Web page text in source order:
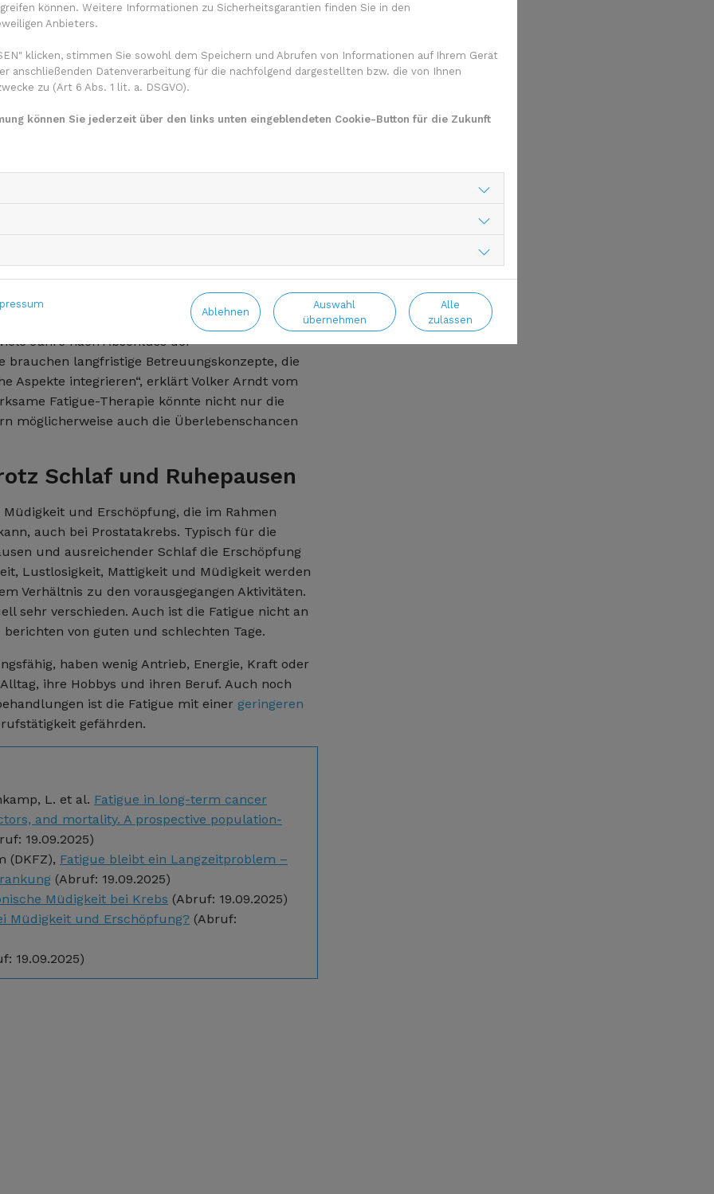
„Die Fatigue ist kein einheitliches Symptom“,
„Wir konnten zeigen, dass körperliche,
Risikofaktoren haben und auch verschieden
notwendig
Fatigue-Screening im Rahmen der
Jahre nach Abschluss der
brauchen langfristige Betreuungskonzepte, die
Aspekte integrieren“, erklärt Volker Arndt vom
Fatigue-Therapie könnte nicht nur die
möglicherweise auch die Überlebenschancen
Schlaf und Ruhepausen
und Erschöpfung, die im Rahmen
auch bei Prostatakrebs. Typisch für die
und ausreichender Schlaf die Erschöpfung
Lustlosigkeit, Mattigkeit und Müdigkeit werden
Verhältnis zu den vorausgegangen Aktivitäten.
sehr verschieden. Auch ist die Fatigue nicht an
von guten und schlechten Tage.
haben wenig Antrieb, Energie, Kraft oder
ihre Hobbys und ihren Beruf. Auch noch
ist die Fatigue mit einer geringeren
gefährden.
L. et al. Fatigue in long-term cancer
and mortality. A prospective population-
19.09.2025)
(DKFZ), Fatigue bleibt ein Langzeitproblem –
(Abruf: 19.09.2025)
Müdigkeit bei Krebs (Abruf: 19.09.2025)
Müdigkeit und Erschöpfung? (Abruf:
19.09.2025)
können. Weitere Informationen zu Sicherheitsgarantien finden Sie in den
Anbieters.
klicken, stimmen Sie sowohl dem Speichern und Abrufen von Informationen auf Ihrem Gerät
anschließenden Datenverarbeitung für die nachfolgend dargestellten bzw. die von Ihnen
zu (Art 6 Abs. 1 lit. a. DSGVO).
können Sie jederzeit über den links unten eingeblendeten Cookie-Button für die Zukunft
Ablehnen
Auswahl
übernehmen
Alle
zulassen